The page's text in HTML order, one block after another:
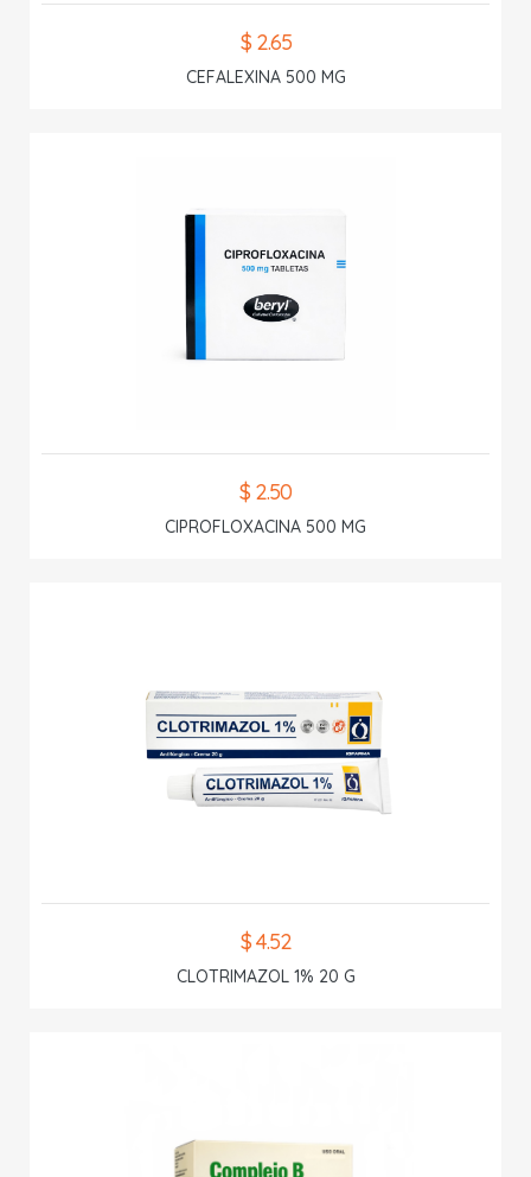
$ 2.65
CEFALEXINA 500 MG
$ 2.50
CIPROFLOXACINA 500 MG
$ 4.52
CLOTRIMAZOL 1% 20 G